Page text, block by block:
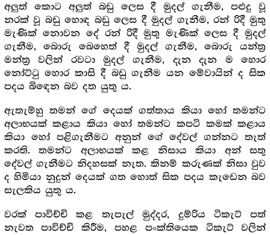
අලුත් කොට අලුත් බඩු ලෙස දී මුදල් ගැනීම, පළුදු වූ
නරක් වූ බඩු හොඳ බඩු ලෙස දී මුදල් ගැනීම, රන් රිදී මුතු
මැණික් නොවන දේ රන් රිදී මුතු මැණික් ලෙස දී මුදල්
ගැනීම, බොරු බෙහෙත් දී මුදල් ගැනීම, බොරු යන්ත්‍ර‍
මන්ත්‍ර‍ වලින් රවටා මුදල් ගැනීම, දැන දැන ම හොර
නෝට්ටු හොර කාසි දී බඩු ගැනීම යන මේවායින් ද සික
පදය බිඳෙන බව දත යුතු ය.
ඇතැම්හු තමන් ගේ දෙයක් ගත්තාය කියා හෝ තමන්ට
අලාභයක් කළාය කියා හෝ තමන්ට කපටි කමක් කළාය
කියා හෝ පළිගැනීමට අනුන් ගේ දේවල් ගන්නට තැත්
කරති. තමන්ට අලාභයක් කළ නිසාය කියා අන් සතු
දේවල් ගැනීමට නිදහසක් නැත. කිනම් කරුණක් නිසා වුව
ද හිමියා නුදුන් දෙයක් ගත හොත් සික පදය කැඩෙන බව
සැලකිය යුතු ය.
වරක් පාවිච්චි කළ තැපැල් මුද්දර, දුම්රිය ටිකැට් පත්
නැවත පාවිච්චි කිරීම, පහළ පංක්තියෙක ටිකැට් වලින්